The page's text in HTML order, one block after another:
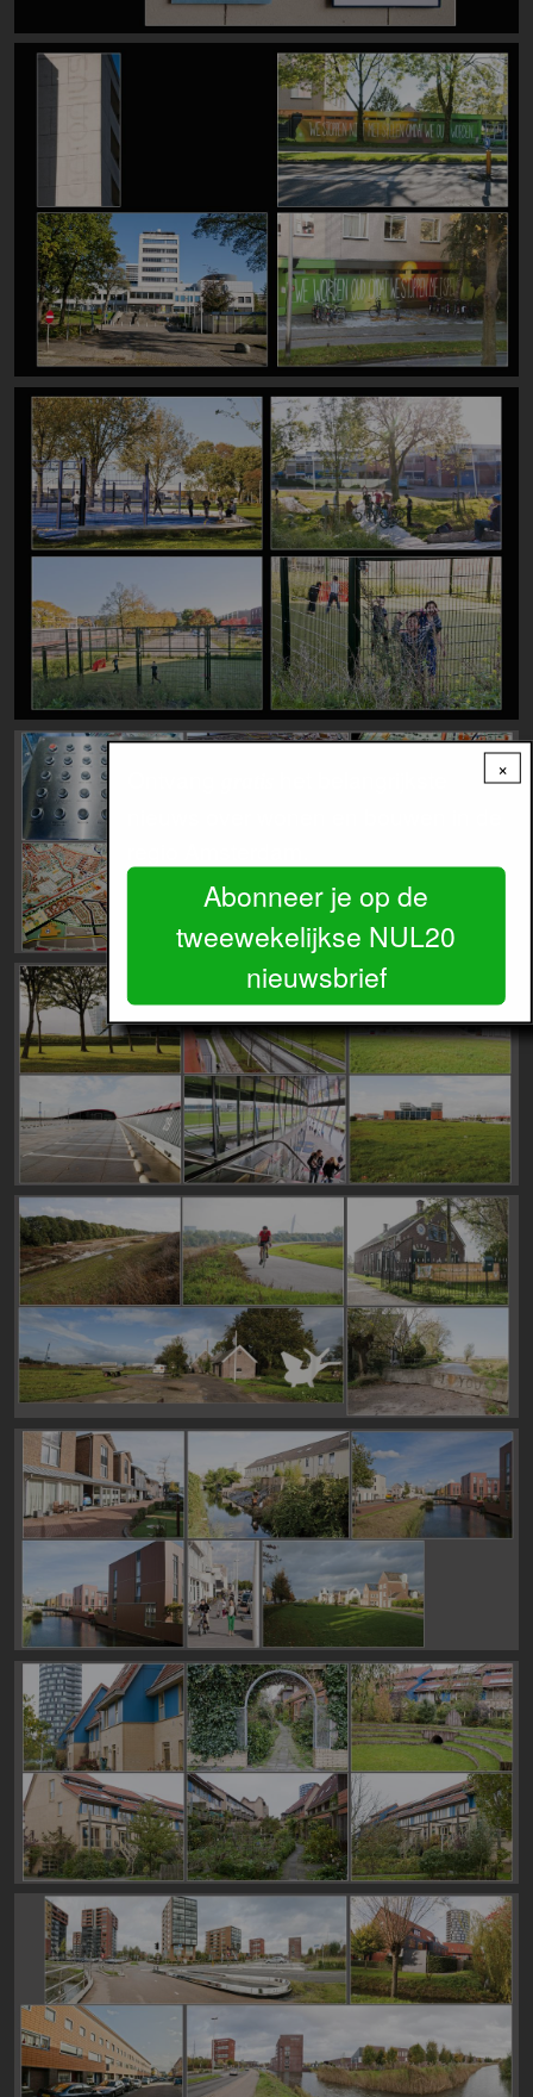
Image
Image
Image
Image
Image
Image
Image
Image
×
Abonneer je op de
tweewekelijkse NUL20
nieuwsbrief